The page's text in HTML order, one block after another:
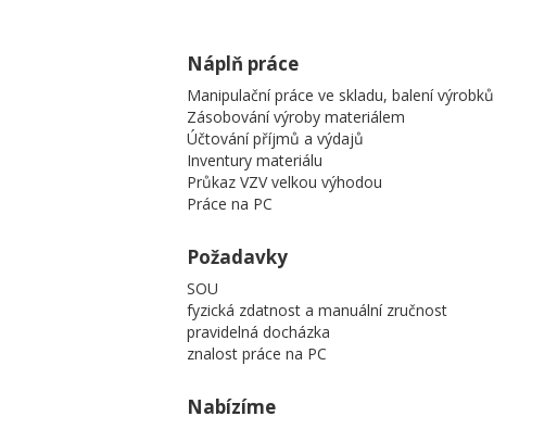
Náplň práce
Manipulační práce ve skladu, balení výrobků
Zásobování výroby materiálem
Účtování příjmů a výdajů
Inventury materiálu
Průkaz VZV velkou výhodou
Práce na PC
Požadavky
SOU
fyzická zdatnost a manuální zručnost
pravidelná docházka
znalost práce na PC
Nabízíme